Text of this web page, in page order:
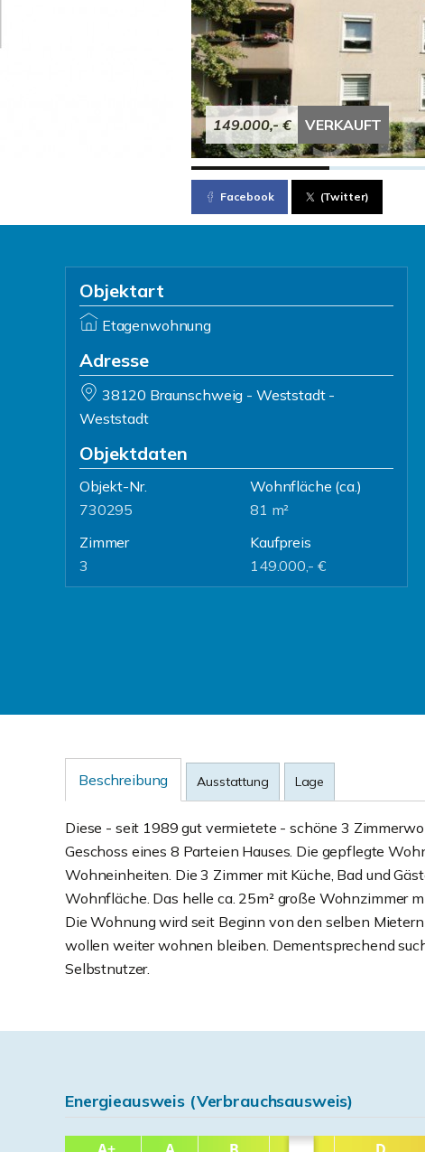
149.000,- € VERKAUFT
Facebook (Twitter)
Objektart
Etagenwohnung
Adresse
38120 Braunschweig - Weststadt -
Weststadt
Objektdaten
Objekt-Nr.
730295
Wohnfläche (ca.)
81 m²
Zimmer
3
Kaufpreis
149.000,- €
Beschreibung Ausstattung Lage
Diese - seit 1989 gut vermietete - schöne 3
Geschoss eines 8 Parteien Hauses. Die gepflegte
Wohneinheiten. Die 3 Zimmer mit Küche, Bad und
Wohnfläche. Das helle ca. 25m² große Wohnzimmer
Die Wohnung wird seit Beginn von den selben
wollen weiter wohnen bleiben. Dementsprechend
Selbstnutzer.
Energieausweis (Verbrauchsausweis)